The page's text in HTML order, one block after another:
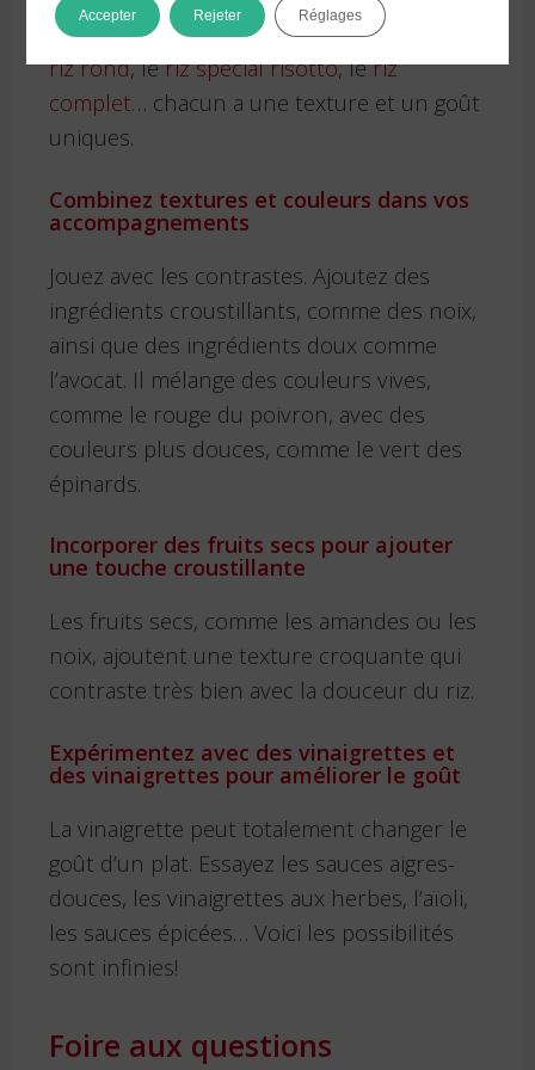
Tous les riz ne sont pas égaux. Essayez le
riz rond, leriz spécial risotto, leriz
complet… chacun a une texture et un goût
uniques.
Combinez textures et couleurs dans vos
accompagnements
Jouez avec les contrastes. Ajoutez des
ingrédients croustillants, comme des noix,
ainsi que des ingrédients doux comme
l’avocat. Il mélange des couleurs vives,
comme le rouge du poivron, avec des
couleurs plus douces, comme le vert des
épinards.
Incorporer des fruits secs pour ajouter
une touche croustillante
Les fruits secs, comme les amandes ou les
noix, ajoutent une texture croquante qui
contraste très bien avec la douceur du riz.
Expérimentez avec des vinaigrettes et
des vinaigrettes pour améliorer le goût
La vinaigrette peut totalement changer le
goût d’un plat. Essayez les sauces aigres-
douces, les vinaigrettes aux herbes, l’aïoli,
les sauces épicées… Voici les possibilités
sont infinies!
Foire aux questions
Accepter Rejeter Réglages